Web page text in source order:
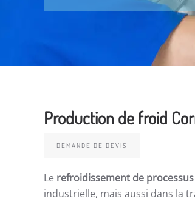
Production de froid
DEMANDE DE DEVIS
Le refroidissement de processus
industrielle, mais aussi dans la